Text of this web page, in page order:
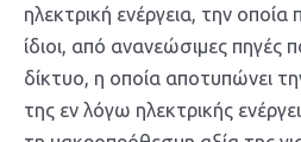
ηλεκτρική ενέργεια, την οποία
ίδιοι, από ανανεώσιμες πηγές
δίκτυο, η οποία αποτυπώνει
της εν λόγω ηλεκτρικής